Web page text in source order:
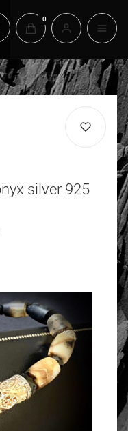
Open search engine
Products in the cart: 0.
silver 925